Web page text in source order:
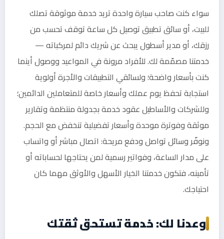
سواء كنت صاحب سيارة واحدة تريد خدمة موثوقة تصلك
للبيت، أو سائق تطبيق توصيل كل ساعة توقف تحسب من
رزقك، أو مدير أسطول يبحث عن شريك دائم لمركباته —
خدمتنا مصمّمة لك. للأفراد مرونة في المواعيد ووصول أينما
كنت بأسعار واضحة؛ ولسائقي التطبيقات والأجرة أولوية
استجابة تحفظ يوم عملك وأسعار خاصة للمتعاملين الدائمين؛
وللشركات والأساطيل عقود خدمة بجدولة منتظمة وتقارير
موثقة وفوترة موحدة وأسعار تفضيلية تنخفض مع الحجم.
ونوفّر وسائل تواصل ودفع مريحة: اتصال مباشر أو واتساب
على مدار الساعة، وفواتير رسمية لمن يحتاجها لحساباته أو
تأمينه، فتكون خدمتنا الخيار الأسهل والأوثق مهما كان
احتياجك.
وعدنا لك: خدمة تستحق ثقتك